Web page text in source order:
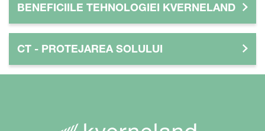
BENEFICIILE TEHNOLOGIEI KVERNELAND
CT - PROTEJAREA SOLULUI